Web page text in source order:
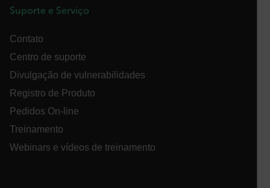
Suporte e Serviço
Contato
Centro de suporte
Divulgação de vulnerabilidades
Registro de Produto
Pedidos On-line
Treinamento
Webinars e vídeos de treinamento
cart_products_skus
cashrun_site_id
Privacidade do Google